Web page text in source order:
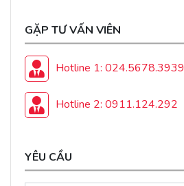
GẶP TƯ VẤN VIÊN
Hotline 1: 024.5678.3939
Hotline 2: 0911.124.292
YÊU CẦU